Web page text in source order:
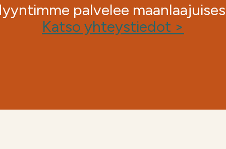
palvelee
Katso yhteystiedot >